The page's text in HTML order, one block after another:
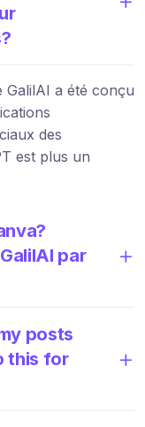
GalilAI a été conçu
des
est plus un
par
posts
this for